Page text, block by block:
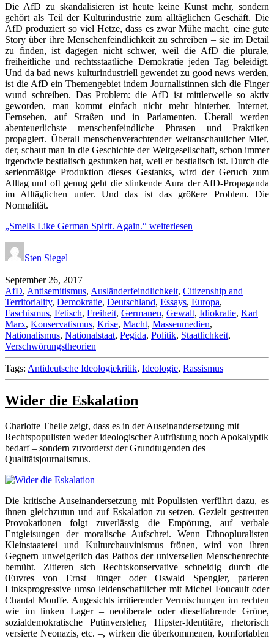
Die AfD zu skandalisieren ist heute keine Kunst mehr, sondern
gehört als Teil der Kulturindustrie zum alltäglichen Geschäft. Die
AfD produziert so viel Hetze, dass es zwar Mühe macht, eine gute
Story über ihre Menschenfeindlichkeit zu schreiben – sie im Detail
zu finden, ist dagegen nicht schwer, weil die AfD die plurale,
freiheitliche und rechtsstaatliche Demokratie jeden Tag beleidigt.
Und da bad news kulturindustriell gewendet zu good news werden,
ist die AfD ein Themengebiet indem Journalistinnen sich die Finger
wund schreiben. Das Problem: die AfD ist mittlerweile so aktiv
geworden, man kommt einfach nicht mehr hinterher. Internet,
Fernsehen, auf Straßen und in Parlamenten. Überall werden
abenteuerlichste menschenfeindliche Phrasen und Praktiken
propagiert. Überall menschenverachtender weltanschaulicher Mief,
der, schaut man in die Geschichte der Weltgesellschaft, schon immer
irgendwie bestialisch gestunken hat, weil er bestialisch ist. Durch die
serienmäßige Produktion dieses Gestanks, wird der Geruch zum
Alltag und oft genug geht die stinkende Aura der AfD-Propaganda
im Alltäglichen unter. Und das ist das größere Problem. Die
Normalität.
„Smells Like German Spirit. Again.“ weiterlesen
Sten Siegel
September 26, 2017
AfD, Antisemitismus, Ausländerfeindlichkeit, Citizenship and
Territoriality, Demokratie, Deutschland, Essays, Europa,
Faschismus, Fetisch, Freiheit, Germanen, Gewalt, Idiokratie, Karl
Marx, Konservatismus, Krise, Macht, Massenmedien,
Nationalismus, Nationalstaat, Pegida, Politik, Staatlichkeit,
Verschwörungstheorien
Tags: Antideutsche Ideologiekritik, Ideologie, Rassismus
Wider die Eskalation
Charlotte Theile zeigt, dass es in der Auseinandersetzung mit
Rechtspopulisten weder ideologischer Aufrüstung noch Apokalyptik
bedarf – sondern zuvorderst der Grundtugenden des
Qualitätsjournalismus.
Die kritische Auseinandersetzung mit Populisten verführt dazu, es
ihnen gleichzutun und auf Eskalation zu setzen. Gezielt gestreuten
Provokationen folgt zuverlässig die Empörung, auf verbale
Entgleisungen der moralische Aufschrei. Wenn Ethnopluralisten
Kleinstaaterei und Kulturchauvinismus frönen, wird von ihren
Gegnern unweigerlich das Pathos der universellen Menschenrechte
bemüht. Zitieren sich Rechtskonservative schneidig durch die
Œuvres von Ernst Jünger oder Oswald Spengler, parieren
Linksprogressive umso leidenschaftlicher mit Michel Foucault oder
Chantal Mouffe. Angesichts irritierender Vermischungen im rechten
wie im linken Lager – neoliberale oder dieselfahrende Grüne,
sozialdemokratische Putinversteher, Hipster-Identitäre, rhetorisch
versierte Neonazis, etc. –, wirken die überkommenen, komfortablen